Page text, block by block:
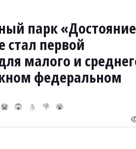
парк
стал первой
малого и
федеральном
😭 😱 👌 👎 😮